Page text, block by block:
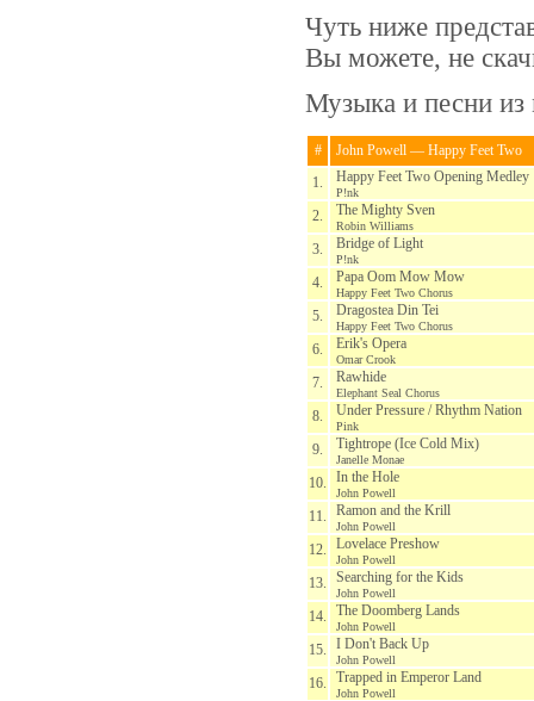
Чуть ниже
Вы можете, не
Музыка и песни из
#
John Powell — Happy Feet Two
1.
Happy Feet Two Opening Medley
P!nk
2. The Mighty Sven
Robin Williams
3. Bridge of Light
P!nk
4. Papa Oom Mow Mow
Happy Feet Two Chorus
5. Dragostea Din Tei
Happy Feet Two Chorus
6. Erik's Opera
Omar Crook
7. Rawhide
Elephant Seal Chorus
8. Under Pressure / Rhythm Nation
Pink
9. Tightrope (Ice Cold Mix)
Janelle Monae
10. In the Hole
John Powell
11. Ramon and the Krill
John Powell
12. Lovelace Preshow
John Powell
13. Searching for the Kids
John Powell
14. The Doomberg Lands
John Powell
15. I Don't Back Up
John Powell
16. Trapped in Emperor Land
John Powell